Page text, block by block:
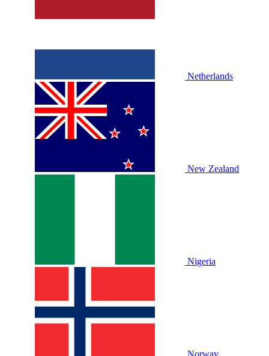
Netherlands
New Zealand
Nigeria
Norway